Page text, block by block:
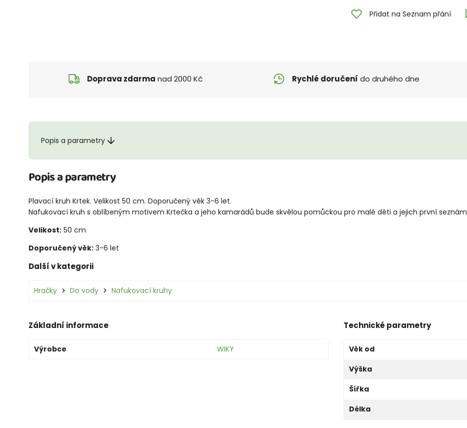
Přidat na Seznam přání
Doprava zdarma nad 2000 Kč Rychlé doručení do druhého dne
Popis a parametry
Popis a parametry
Plavací kruh Krtek. Velikost 50 cm. Doporučený věk 3-6 let.
Nafukovací kruh s oblíbeným motivem Krtečka a jeho kamarádů bude skvělou pomůckou pro malé děti a jejich první
Velikost: 50 cm
Doporučený věk: 3-6 let
Další v kategorii
Hračky Do vody Nafukovací kruhy
Základní informace
Výrobce WIKY
Technické parametry
Věk od
Výška
Šířka
Délka